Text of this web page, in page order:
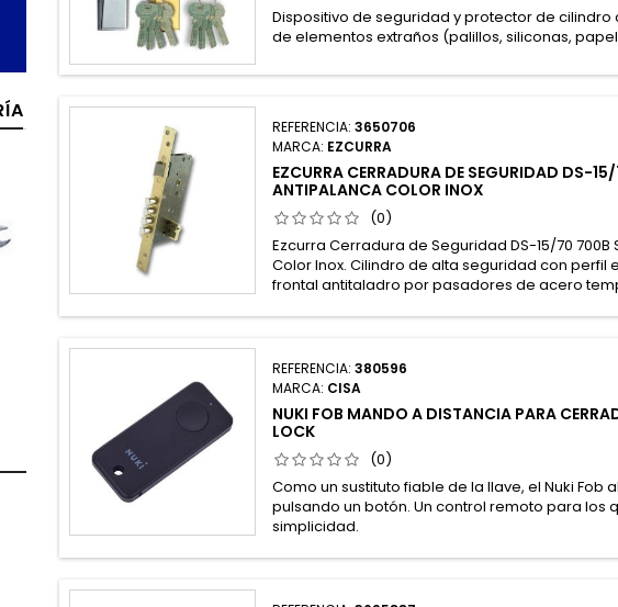
Dispositivo de seguridad y protector de
de elementos extraños (palillos, siliconas,
REFERENCIA:3650706
MARCA: EZCURRA
EZCURRA CERRADURA DE SEGURIDAD DS-
ANTIPALANCA COLOR INOX
(0)
Ezcurra Cerradura de Seguridad DS-15/70
Color Inox. Cilindro de alta seguridad con perfil
frontal antitaladro por pasadores de acero
REFERENCIA:380596
MARCA: CISA
NUKI FOB MANDO A DISTANCIA PARA
LOCK
(0)
Como un sustituto fiable de la llave, el Nuki Fob
pulsando un botón. Un control remoto para los
simplicidad.